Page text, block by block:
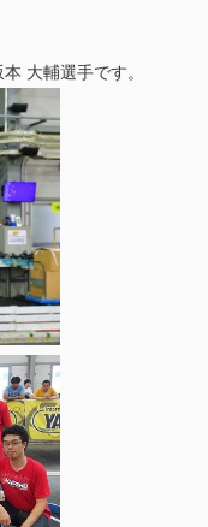
大輔選手です。